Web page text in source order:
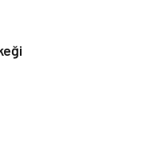
Kaçırmayın